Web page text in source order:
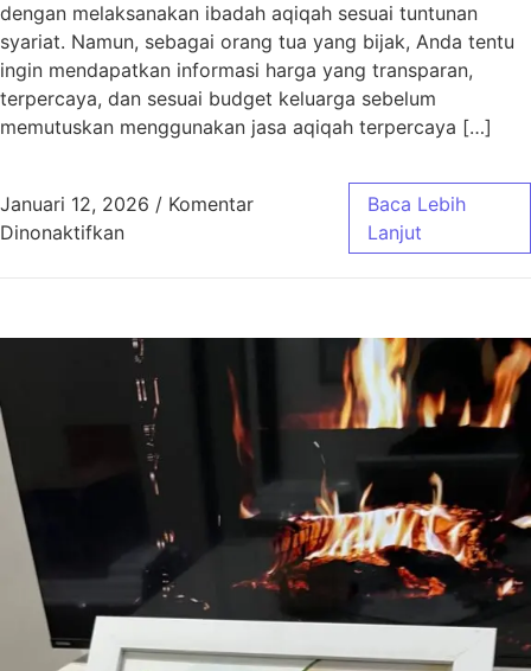
dengan melaksanakan ibadah aqiqah sesuai tuntunan
syariat. Namun, sebagai orang tua yang bijak, Anda tentu
ingin mendapatkan informasi harga yang transparan,
terpercaya, dan sesuai budget keluarga sebelum
memutuskan menggunakan jasa aqiqah terpercaya […]
Januari 12, 2026 / Komentar
Dinonaktifkanpada Harga Aqiqah Bandung, Antar Gratis!
Baca Lebih
Lanjut